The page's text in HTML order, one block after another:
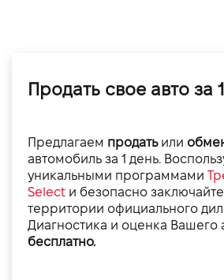
Продать свое авто за
Предлагаем продатьили
автомобиль за 1 день.
уникальными программами
Select и безопасно
территории официального
Диагностика и оценка Вашего
бесплатно.